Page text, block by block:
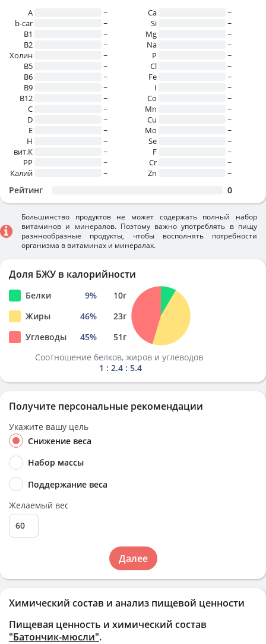
Химический состав и анализ пищевой ценности
Пищевая ценность и химический состав
"Батончик-мюсли".
A
~
b-car
~
В1
~
B2
~
Холин
~
B5
~
B6
~
B9
~
B12
~
C
~
D
~
E
~
H
~
вит.К
~
PP
~
Калий
~
Ca
~
Si
~
Mg
~
Na
~
P
~
Cl
~
Fe
~
I
~
Co
~
Mn
~
Cu
~
Mo
~
Se
~
F
~
Cr
~
Zn
~
Рейтинг 0
Большинство продуктов не может содержать полный набор
витаминов и минералов. Поэтому важно употреблять в пищу
разннообразные продукты, чтобы восполнять потребности
организма в витаминах и минералах.
Доля БЖУ в калорийности
Белки 9% 10г
Жиры
46% 23г
Углеводы
45% 51г
Соотношение белков, жиров и углеводов
1 : 2.4 : 5.4
Получите персональные рекомендации
Укажите вашу цель
Снижение веса
Набор массы
Поддержание веса
Желаемый вес
Далее